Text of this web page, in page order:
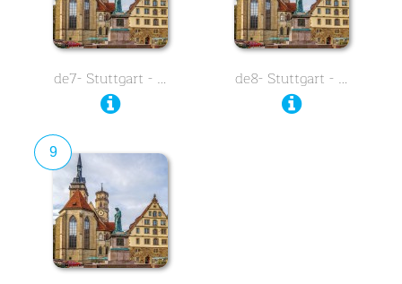
de7- Stuttgart - … de8- Stuttgart - …
9